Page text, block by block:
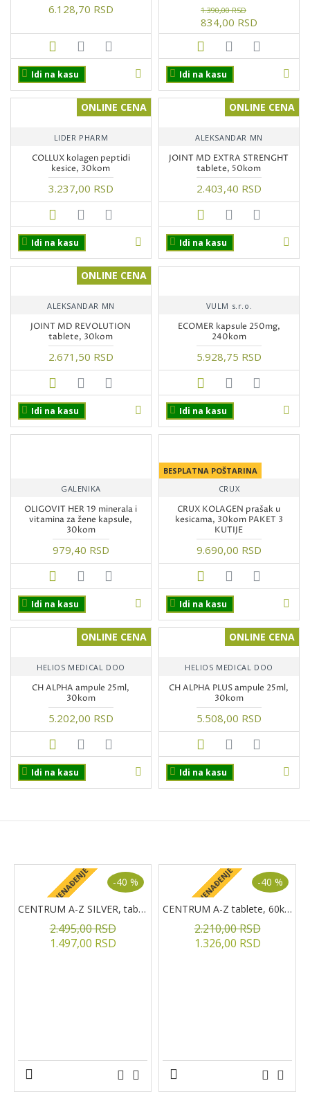
6.128,70 RSD
Idi na kasu
834,00 RSD
1.390,00 RSD
Idi na kasu
ONLINE CENA
LIDER PHARM
COLLUX kolagen peptidi
kesice, 30kom
3.237,00 RSD
Idi na kasu
ONLINE CENA
ALEKSANDAR MN
JOINT MD EXTRA STRENGHT
tablete, 50kom
2.403,40 RSD
Idi na kasu
ONLINE CENA
ALEKSANDAR MN
JOINT MD REVOLUTION
tablete, 30kom
2.671,50 RSD
Idi na kasu
VULM s.r.o.
ECOMER kapsule 250mg,
240kom
5.928,75 RSD
Idi na kasu
GALENIKA
OLIGOVIT HER 19 minerala i
vitamina za žene kapsule,
30kom
979,40 RSD
Idi na kasu
BESPLATNA POŠTARINA
CRUX
CRUX KOLAGEN prašak u
kesicama, 30kom PAKET 3
KUTIJE
9.690,00 RSD
Idi na kasu
ONLINE CENA
HELIOS MEDICAL DOO
CH ALPHA ampule 25ml,
30kom
5.202,00 RSD
Idi na kasu
ONLINE CENA
HELIOS MEDICAL DOO
CH ALPHA PLUS ampule 25ml,
30kom
5.508,00 RSD
Idi na kasu
+ POKLON IZNENAĐENJE -40 %
CENTRUM A-Z SILVER, tablete, 60kom.
1.497,00 RSD
2.495,00 RSD + POKLON IZNENAĐENJE -40 %
CENTRUM A-Z tablete, 60kom
1.326,00 RSD
2.210,00 RSD